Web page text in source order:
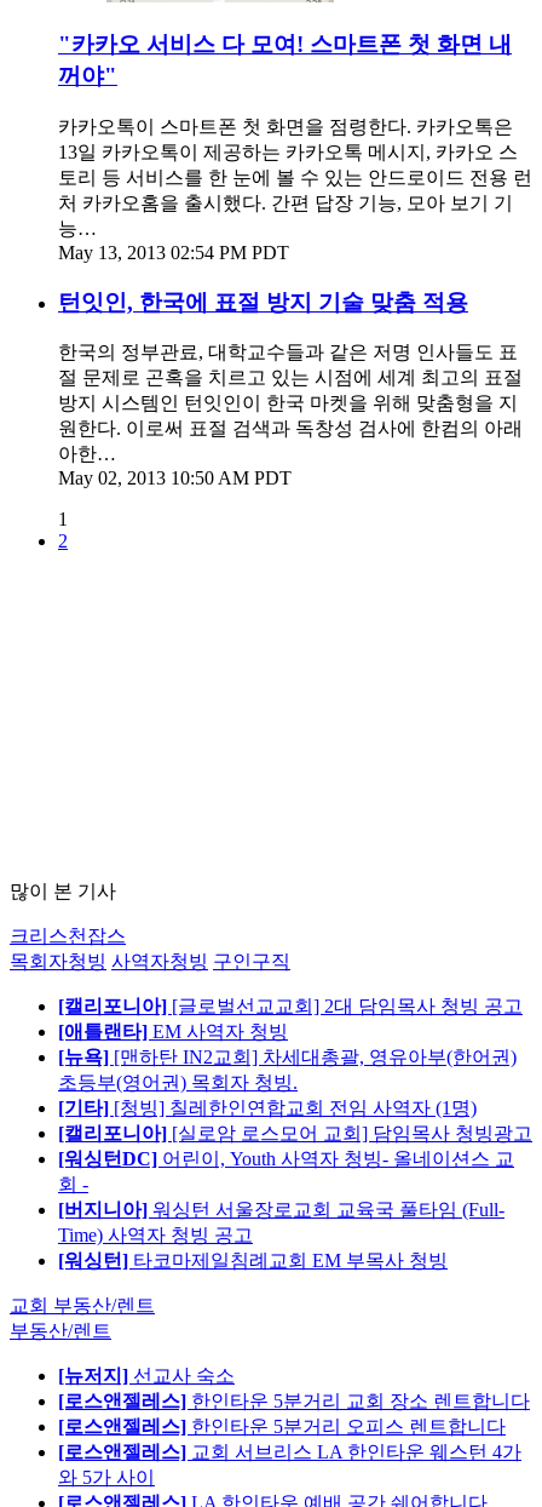
"카카오 서비스 다 모여! 스마트폰 첫 화면 내
꺼야"
카카오톡이 스마트폰 첫 화면을 점령한다. 카카오톡은
13일 카카오톡이 제공하는 카카오톡 메시지, 카카오 스
토리 등 서비스를 한 눈에 볼 수 있는 안드로이드 전용 런
처 카카오홈을 출시했다. 간편 답장 기능, 모아 보기 기
능…
May 13, 2013 02:54 PM PDT
턴잇인, 한국에 표절 방지 기술 맞춤 적용
한국의 정부관료, 대학교수들과 같은 저명 인사들도 표
절 문제로 곤혹을 치르고 있는 시점에 세계 최고의 표절
방지 시스템인 턴잇인이 한국 마켓을 위해 맞춤형을 지
원한다. 이로써 표절 검색과 독창성 검사에 한컴의 아래
아한…
May 02, 2013 10:50 AM PDT
1
2
많이 본 기사
크리스천잡스
목회자청빙 사역자청빙 구인구직
[캘리포니아] [글로벌선교교회] 2대 담임목사 청빙 공고
[애틀랜타] EM 사역자 청빙
[뉴욕] [맨하탄 IN2교회] 차세대총괄, 영유아부(한어권)
초등부(영어권) 목회자 청빙.
[기타] [청빙] 칠레한인연합교회 전임 사역자 (1명)
[캘리포니아] [실로암 로스모어 교회] 담임목사 청빙광고
[워싱턴DC] 어린이, Youth 사역자 청빙- 올네이션스 교
회 -
[버지니아] 워싱턴 서울장로교회 교육국 풀타임 (Full-
Time) 사역자 청빙 공고
[워싱턴] 타코마제일침례교회 EM 부목사 청빙
교회 부동산/렌트
부동산/렌트
[뉴저지] 선교사 숙소
[로스앤젤레스] 한인타운 5분거리 교회 장소 렌트합니다
[로스앤젤레스] 한인타운 5분거리 오피스 렌트합니다
[로스앤젤레스] 교회 서브리스 LA 한인타운 웨스턴 4가
와 5가 사이